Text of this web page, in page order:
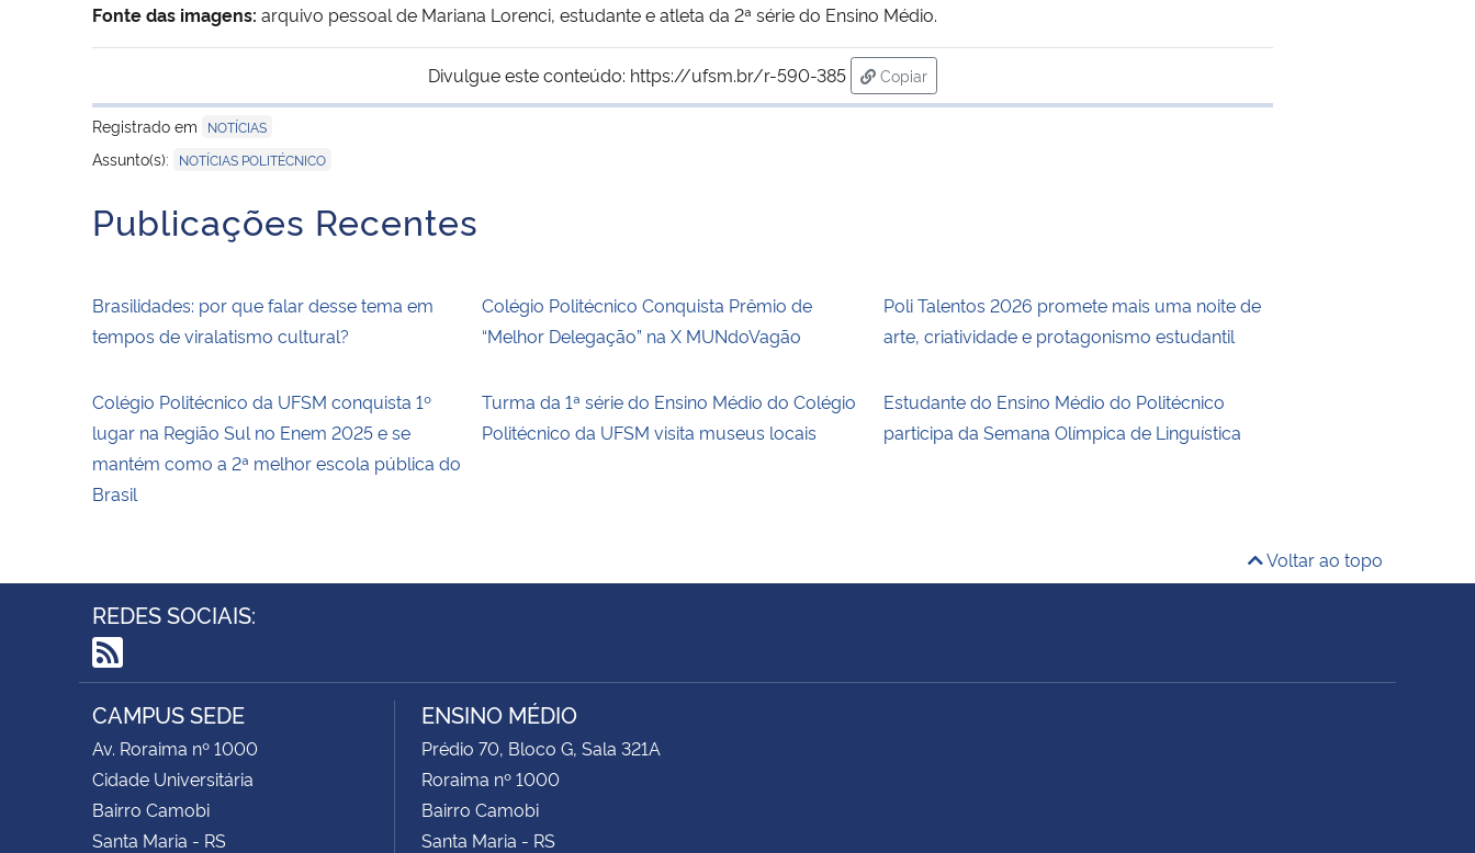
Fonte das imagens: arquivo pessoal de Mariana Lorenci, estudante e atleta da 2ª série do Ensino Médio.
Divulgue este conteúdo: https://ufsm.br/r-590-385
Copiar
para área de transferência
Registrado em
NOTÍCIAS
Assunto(s): NOTÍCIAS POLITÉCNICO
Publicações Recentes
Brasilidades: por que falar desse tema em
tempos de viralatismo cultural?
Colégio Politécnico Conquista Prêmio de
“Melhor Delegação” na X MUNdoVagão
Poli Talentos 2026 promete mais uma noite de
arte, criatividade e protagonismo estudantil
Colégio Politécnico da UFSM conquista 1º
lugar na Região Sul no Enem 2025 e se
mantém como a 2ª melhor escola pública do
Brasil
Turma da 1ª série do Ensino Médio do Colégio
Politécnico da UFSM visita museus locais
Estudante do Ensino Médio do Politécnico
participa da Semana Olímpica de Linguística
Voltar ao topo
REDES SOCIAIS:
RSS
CAMPUS SEDE
Av. Roraima nº 1000
Cidade Universitária
Bairro Camobi
Santa Maria - RS
ENSINO MÉDIO
Prédio 70, Bloco G, Sala 321A
Roraima nº 1000
Bairro Camobi
Santa Maria - RS